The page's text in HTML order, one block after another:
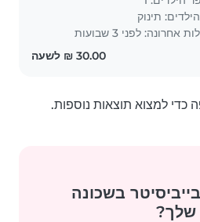
בשדה יואב ליד אשקלון.
תינוק
אחרונה: לפני 3 שבועות
למצוא תוצאות נוספות.
בשכונה
שלך?